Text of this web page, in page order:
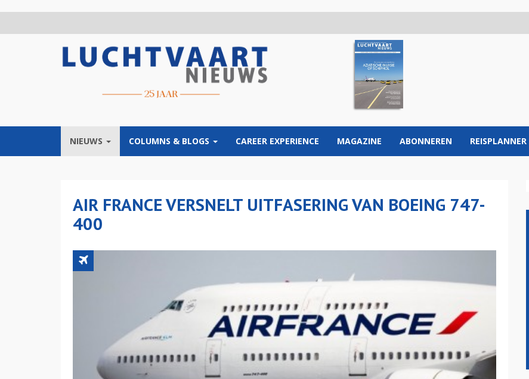
NIEUWS COLUMNS & BLOGS CAREER EXPERIENCE MAGAZINE ABONNEREN REISPLANNER
AIR FRANCE VERSNELT UITFASERING VAN BOEING 747-
400